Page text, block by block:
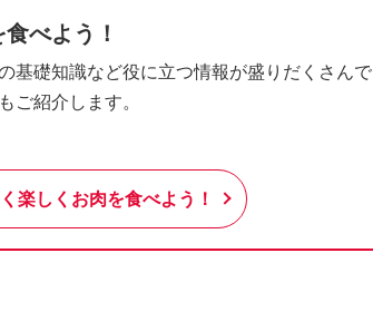
べよう！
基礎知識など役に立つ情報が盛りだくさんで
ご紹介します。
楽しくお肉を食べよう！